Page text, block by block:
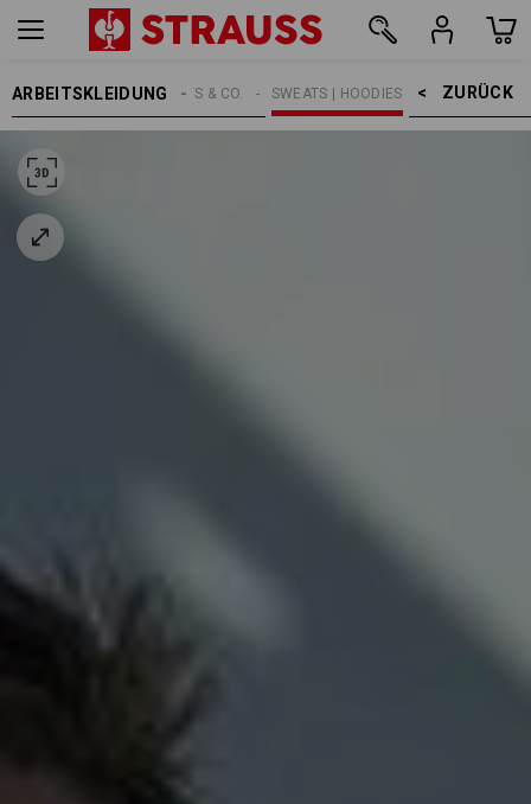
ARBEITSKLEIDUNG ZURÜCK    >
SWEATS | HOODIES
SHIRTS & CO.
HERREN